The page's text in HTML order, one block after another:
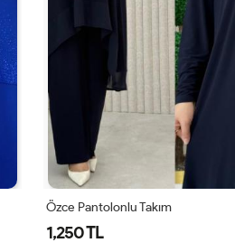
Özce Pantolonlu Takım
1,250 TL